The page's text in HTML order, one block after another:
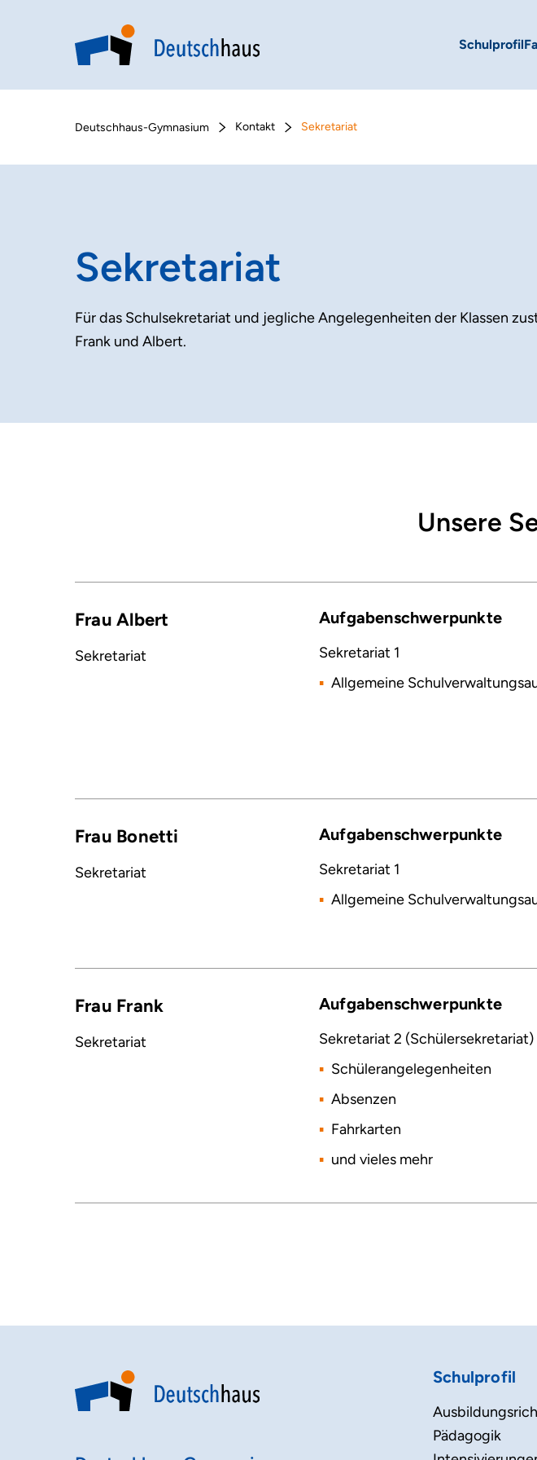
Schulprofil
Deutschhaus-Gymnasium Kontakt Sekretariat
Sekretariat
Für das Schulsekretariat und jegliche Angelegenheiten der Klassen
Frank und Albert.
Unsere
Frau Albert
Sekretariat
Aufgabenschwerpunkte
Sekretariat 1
Allgemeine
Frau Bonetti
Sekretariat
Aufgabenschwerpunkte
Sekretariat 1
Allgemeine
Frau Frank
Sekretariat
Aufgabenschwerpunkte
Sekretariat 2 (Schülersekretariat)
Schülerangelegenheiten
Absenzen
Fahrkarten
und vieles mehr
Schulprofil
Pädagogik